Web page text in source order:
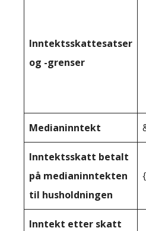
Inntektsskattesatser
og -grenser
Medianinntekt
Inntektsskatt betalt
på medianinntekten
til husholdningen
Inntekt etter skatt